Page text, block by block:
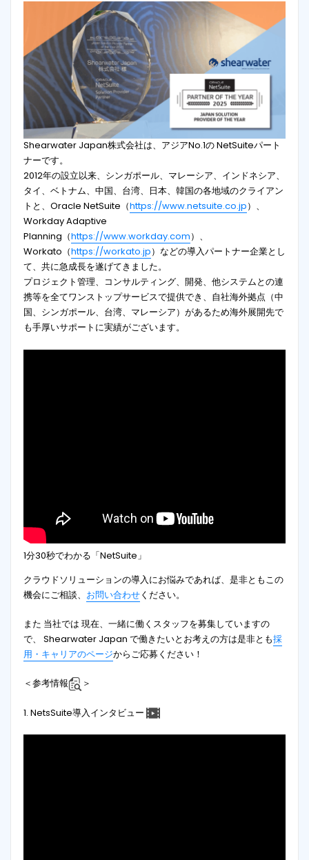
Shearwater Japan株式会社は、アジアNo.1の NetSuiteパート
ナーです。
2012年の設立以来、シンガポール、マレーシア、インドネシア、
タイ、ベトナム、中国、台湾、日本、韓国の各地域のクライアン
トと、Oracle NetSuite（https://www.netsuite.co.jp）、
Workday Adaptive
Planning（https://www.workday.com）、
Workato（https://workato.jp）などの導入パートナー企業とし
て、共に急成長を遂げてきました。
プロジェクト管理、コンサルティング、開発、他システムとの連
携等を全てワンストップサービスで提供でき、自社海外拠点（中
国、シンガポール、台湾、マレーシア）があるため海外展開先で
も手厚いサポートに実績がございます。
1分30秒でわかる「NetSuite」
クラウドソリューションの導入にお悩みであれば、是非ともこの
機会にご相談、 お問い合わせください。
また 当社では 現在、一緒に働くスタッフを募集していますの
で、 Shearwater Japan で働きたいとお考えの方は是非とも採
用・キャリアのページからご応募ください！
＜参考情報 ＞
1. NetsSuite導入インタビュー